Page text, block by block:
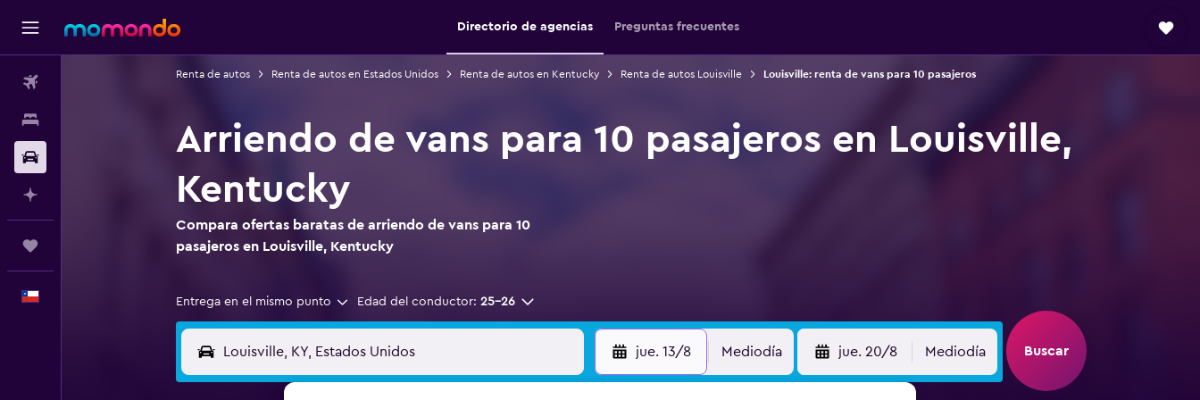
Directorio de agencias Preguntas frecuentes
Renta de autos Renta de autos en Estados Unidos Renta de autos en Kentucky Renta de autos Louisville Louisville: renta de vans para 10 pasajeros
Arriendo de vans para 10 pasajeros en Louisville,
Kentucky
Compara ofertas baratas de arriendo de vans para 10
pasajeros en Louisville, Kentucky
Entrega en el mismo punto Edad del conductor: 25-26
jue. 13/8 Mediodía jue. 20/8 Mediodía Buscar